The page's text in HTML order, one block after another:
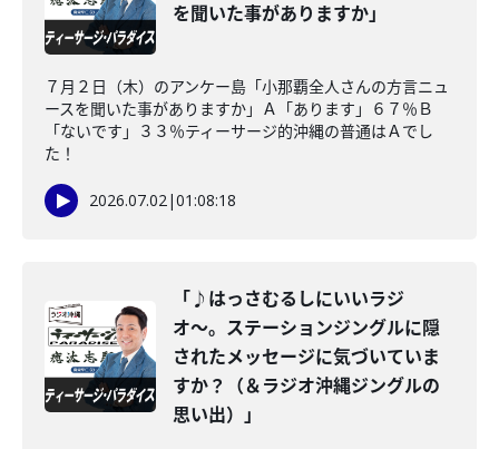
を聞いた事がありますか」
７月２日（木）のアンケー島「小那覇全人さんの方言ニュ
ースを聞いた事がありますか」Ａ「あります」６７％Ｂ
「ないです」３３％ティーサージ的沖縄の普通はＡでし
た！
2026.07.02|01:08:18
「♪はっさむるしにいいラジ
オ〜。ステーションジングルに隠
されたメッセージに気づいていま
すか？（＆ラジオ沖縄ジングルの
思い出）」